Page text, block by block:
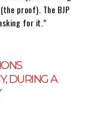
proof). The BJP
for it.”
DURING A